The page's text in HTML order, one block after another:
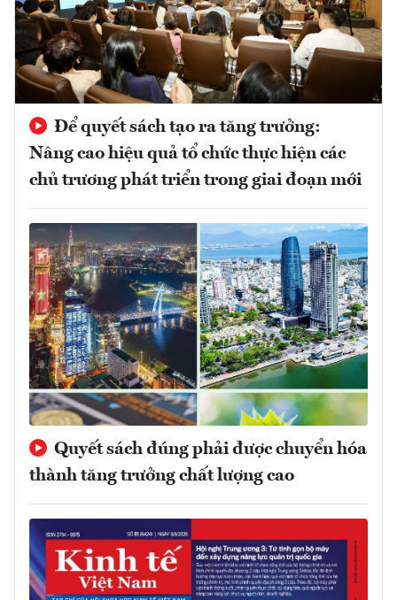
Để quyết sách tạo ra tăng trưởng:
Nâng cao hiệu quả tổ chức thực hiện các
chủ trương phát triển trong giai đoạn mới
Quyết sách đúng phải được chuyển hóa
thành tăng trưởng chất lượng cao